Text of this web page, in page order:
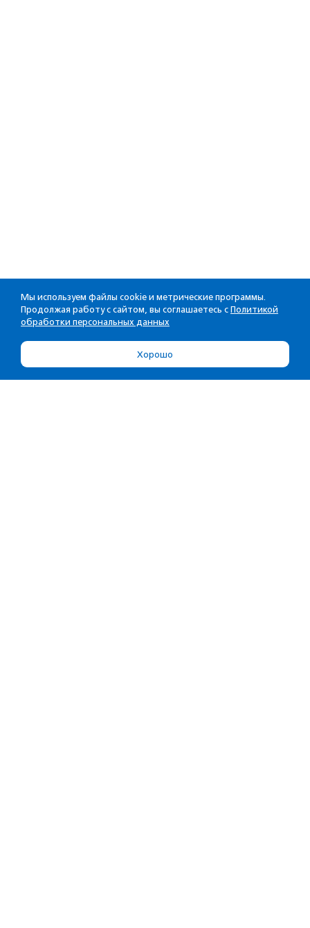
Мы используем файлы cookie и метрические программы.
Продолжая работу с сайтом, вы соглашаетесь с Политикой
обработки персональных данных
Хорошо